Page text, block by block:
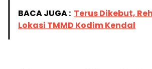
BACA JUGA : Terus Dikebut,
Lokasi TMMD Kodim Kendal